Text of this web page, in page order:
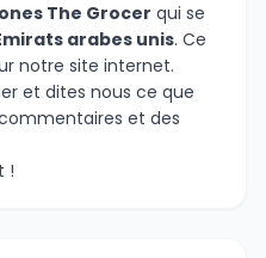
The Grocer qui se
arabes unis. Ce
notre site internet.
et dites nous ce que
et des
!